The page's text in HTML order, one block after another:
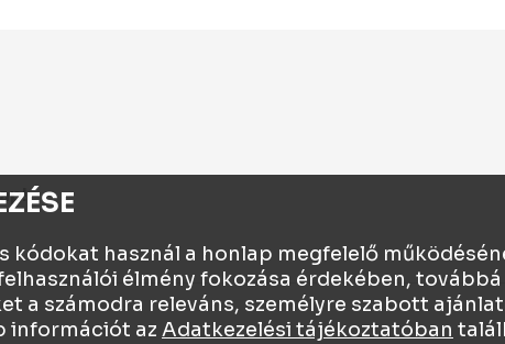
kódokat használ a honlap megfelelő
élmény fokozása érdekében,
a számodra releváns, személyre szabott
információt az Adatkezelési tájékoztatóban